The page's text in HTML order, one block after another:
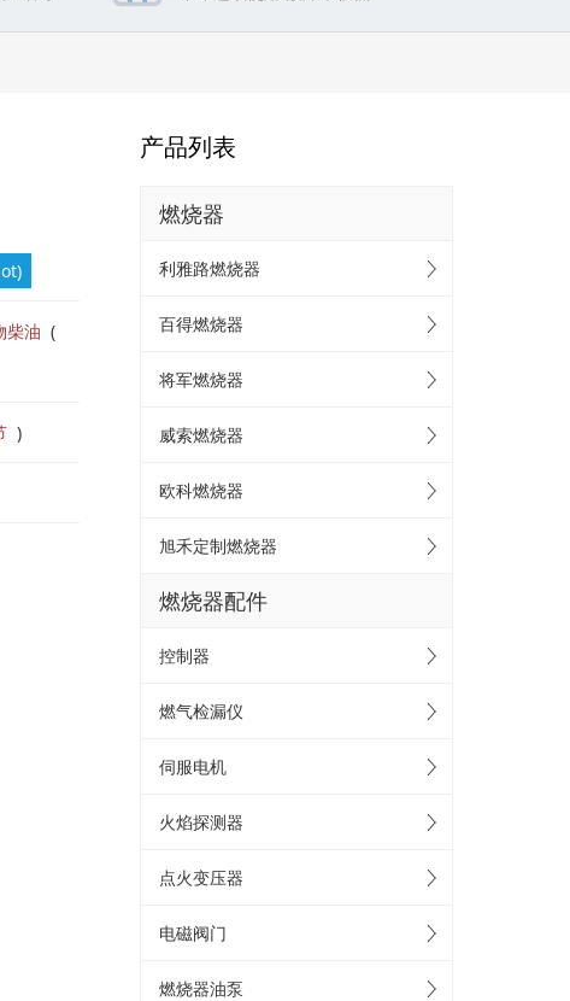
柴油 (
)
产品列表
燃烧器
利雅路燃烧器
百得燃烧器
将军燃烧器
威索燃烧器
欧科燃烧器
旭禾定制燃烧器
燃烧器配件
控制器
燃气检漏仪
伺服电机
火焰探测器
点火变压器
电磁阀门
燃烧器油泵